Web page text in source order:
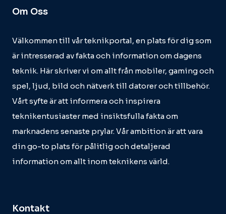
Om Oss
Välkommen till vår teknikportal, en plats för dig som
är intresserad av fakta och information om dagens
teknik. Här skriver vi om allt från mobiler, gaming och
spel, ljud, bild och nätverk till datorer och tillbehör.
Vårt syfte är att informera och inspirera
teknikentusiaster med insiktsfulla fakta om
marknadens senaste prylar. Vår ambition är att vara
din go-to plats för pålitlig och detaljerad
information om allt inom teknikens värld.
Kontakt